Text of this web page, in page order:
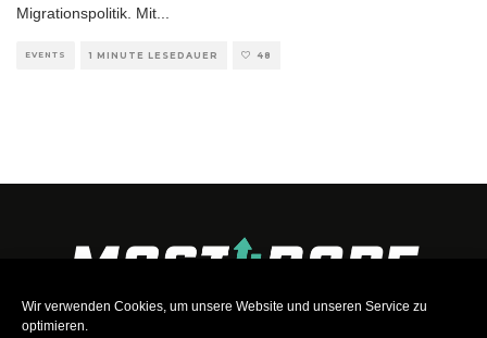
Wir verwenden Cookies, um unsere Website und unseren Service zu
optimieren.
Migrationspolitik. Mit
EVENTS 1 MINUTE LESEDAUER 48